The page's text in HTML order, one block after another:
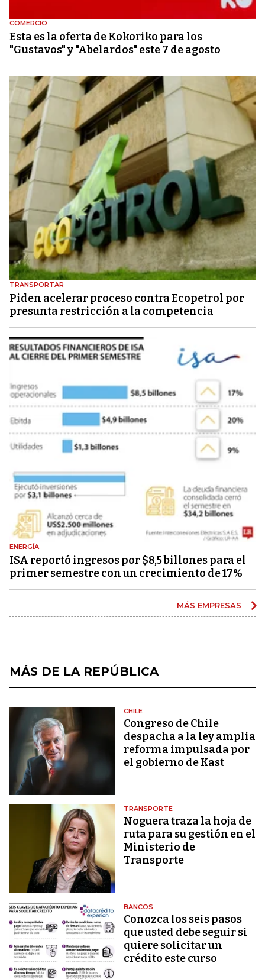
COMERCIO
Esta es la oferta de Kokoriko para los
"Gustavos" y "Abelardos" este 7 de agosto
TRANSPORTAR
Piden acelerar proceso contra Ecopetrol por
presunta restricción a la competencia
ENERGÍA
ISA reportó ingresos por $8,5 billones para el
primer semestre con un crecimiento de 17%
MÁS EMPRESAS
MÁS DE LA REPÚBLICA
CHILE
Congreso de Chile
despacha a la ley amplia
reforma impulsada por
el gobierno de Kast
TRANSPORTE
Noguera traza la hoja de
ruta para su gestión en el
Ministerio de
Transporte
BANCOS
Conozca los seis pasos
que usted debe seguir si
quiere solicitar un
crédito este curso